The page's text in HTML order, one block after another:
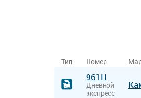
Тип Номер
961Н
Дневной
экспресс